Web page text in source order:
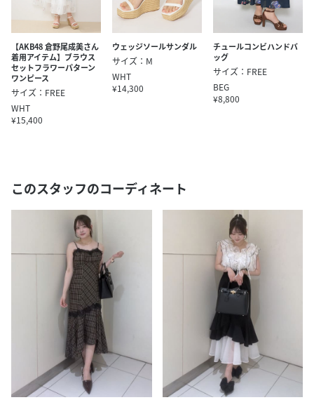
【AKB48 倉野尾成美さん
着用アイテム】ブラウス
セットフラワーパターン
ワンピース
サイズ：FREE
WHT
¥15,400
ウェッジソールサンダル
サイズ：M
WHT
¥14,300
チュールコンビハンドバ
ッグ
サイズ：FREE
BEG
¥8,800
このスタッフのコーディネート